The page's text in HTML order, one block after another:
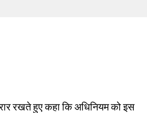
रखते हुए कहा कि अधिनियम को इस